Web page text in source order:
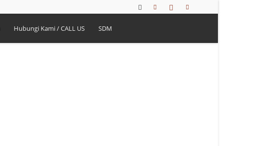
Hubungi Kami / CALL US SDM